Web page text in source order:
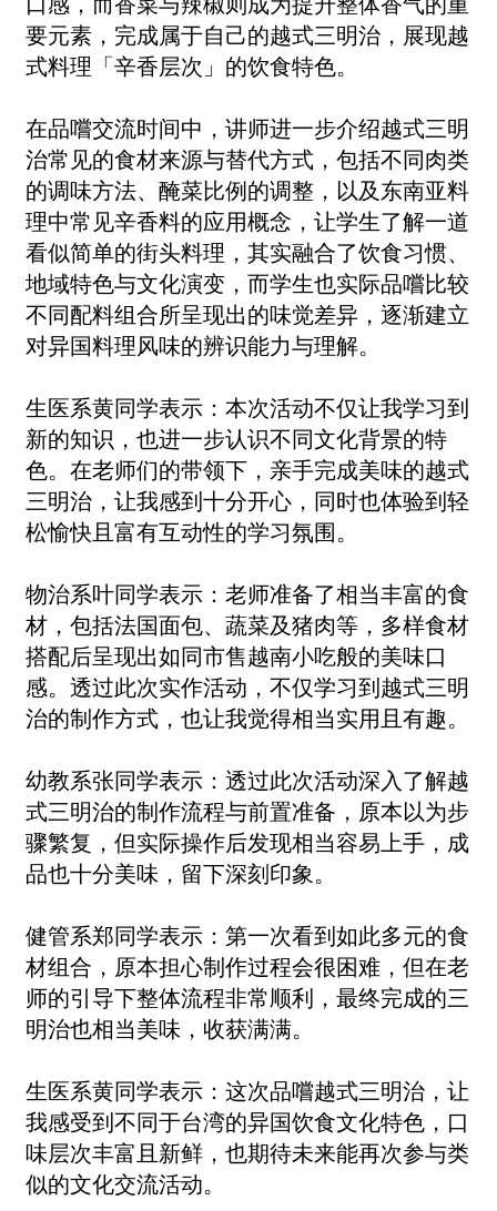
要元素，完成属于自己的越式三明治，展现越
式料理「辛香层次」的饮食特色。
在品嚐交流时间中，讲师进一步介绍越式三明
治常见的食材来源与替代方式，包括不同肉类
的调味方法、醃菜比例的调整，以及东南亚料
理中常见辛香料的应用概念，让学生了解一道
看似简单的街头料理，其实融合了饮食习惯、
地域特色与文化演变，而学生也实际品嚐比较
不同配料组合所呈现出的味觉差异，逐渐建立
对异国料理风味的辨识能力与理解。
生医系黄同学表示：本次活动不仅让我学习到
新的知识，也进一步认识不同文化背景的特
色。在老师们的带领下，亲手完成美味的越式
三明治，让我感到十分开心，同时也体验到轻
松愉快且富有互动性的学习氛围。
物治系叶同学表示：老师准备了相当丰富的食
材，包括法国面包、蔬菜及猪肉等，多样食材
搭配后呈现出如同市售越南小吃般的美味口
感。透过此次实作活动，不仅学习到越式三明
治的制作方式，也让我觉得相当实用且有趣。
幼教系张同学表示：透过此次活动深入了解越
式三明治的制作流程与前置准备，原本以为步
骤繁复，但实际操作后发现相当容易上手，成
品也十分美味，留下深刻印象。
健管系郑同学表示：第一次看到如此多元的食
材组合，原本担心制作过程会很困难，但在老
师的引导下整体流程非常顺利，最终完成的三
明治也相当美味，收获满满。
生医系黄同学表示：这次品嚐越式三明治，让
我感受到不同于台湾的异国饮食文化特色，口
味层次丰富且新鲜，也期待未来能再次参与类
似的文化交流活动。